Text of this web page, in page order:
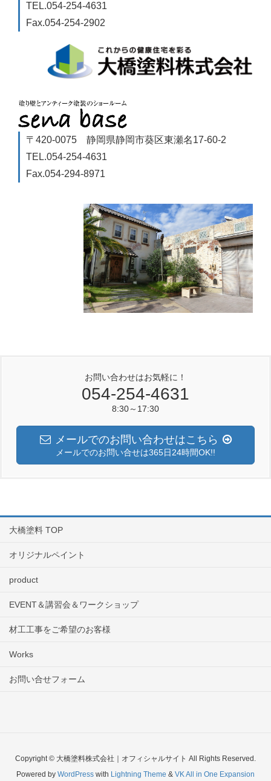
TEL.054-254-4631
Fax.054-254-2902
〒420-0075 静岡県静岡市葵区東瀬名17-60-2
TEL.054-254-4631
Fax.054-294-8971
お問い合わせはお気軽に！
054-254-4631
8:30～17:30
メールでのお問い合わせはこちら
メールでのお問い合せは365日24時間OK!!
大橋塗料 TOP
オリジナルペイント
product
EVENT＆講習会＆ワークショップ
材工工事をご希望のお客様
Works
お問い合せフォーム
Copyright © 大橋塗料株式会社｜オフィシャルサイト All Rights Reserved.
Powered by WordPress with Lightning Theme & VK All in One Expansion